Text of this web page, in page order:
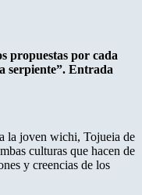
propuestas por cada
serpiente”. Entrada
la joven wichi, Tojueia de
culturas que hacen de
y creencias de los